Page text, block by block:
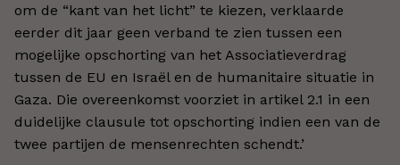
om de “kant van het licht” te kiezen, verklaarde
eerder dit jaar geen verband te zien tussen een
mogelijke opschorting van het Associatieverdrag
tussen de EU en Israël en de humanitaire situatie in
Gaza. Die overeenkomst voorziet in artikel 2.1 in een
duidelijke clausule tot opschorting indien een van de
twee partijen de mensenrechten schendt.’